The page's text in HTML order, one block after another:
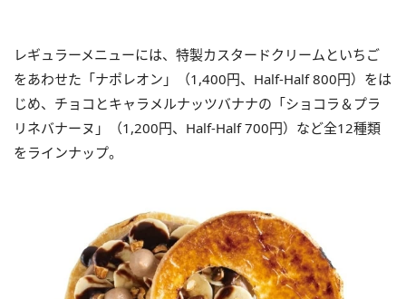
レギュラーメニューには、特製カスタードクリームといちご
をあわせた「ナポレオン」（1,400円、Half-Half 800円）をは
じめ、チョコとキャラメルナッツバナナの「ショコラ＆プラ
リネバナーヌ」（1,200円、Half-Half 700円）など全12種類
をラインナップ。